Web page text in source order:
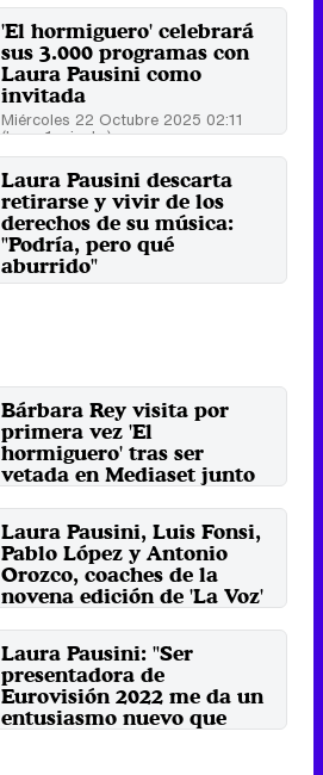
'El hormiguero' celebrará
sus 3.000 programas con
Laura Pausini como
invitada
Miércoles 22 Octubre 2025 02:11
(hace 1 minuto)
Laura Pausini descarta
retirarse y vivir de los
derechos de su música:
"Podría, pero qué
aburrido"
Miércoles 22 Noviembre 2023 12:38
Bárbara Rey visita por
primera vez 'El
hormiguero' tras ser
vetada en Mediaset junto
a estas invitadas
3 de marzo 2023
Laura Pausini, Luis Fonsi,
Pablo López y Antonio
Orozco, coaches de la
novena edición de 'La Voz'
Laura Pausini: "Ser
presentadora de
Eurovisión 2022 me da un
entusiasmo nuevo que
necesitaba"